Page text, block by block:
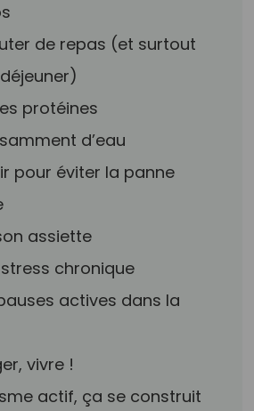
de repas (et surtout
protéines
d’eau
pour éviter la panne
assiette
stress chronique
actives dans la
vivre !
actif, ça se construit